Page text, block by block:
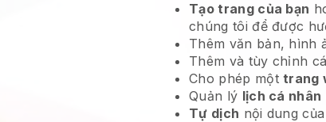
Tạo trang của bạn
chúng tôi để được
Thêm văn bản, hình
Thêm và tùy chỉnh
Cho phép mộttrang
Quản lý lịch cá nhân
Tự dịch nội dung